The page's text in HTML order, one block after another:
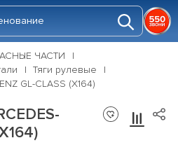
ЧАСТИ
Тяги рулевые
GL-CLASS (X164)